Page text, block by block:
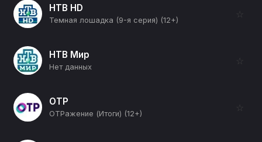
НТВ HD
Темная лошадка (9-я серия) (12+)
☆
НТВ Мир
Нет данных
☆
ОТР
ОТРажение (Итоги) (12+)
☆